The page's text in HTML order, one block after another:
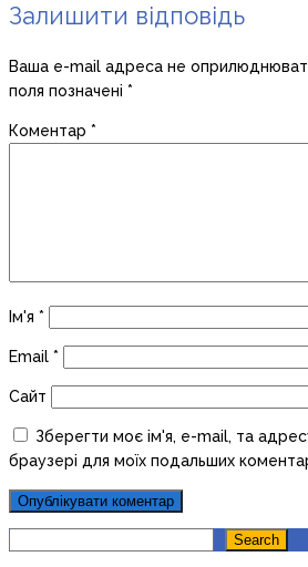
Залишити відповідь
Ваша e-mail адреса не
поля позначені *
Коментар *
Ім'я *
Email *
Сайт
Зберегти моє ім'я, e-mail, та
браузері для моїх подальших
Search